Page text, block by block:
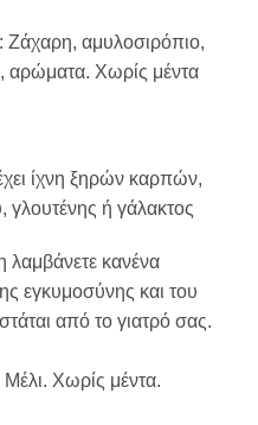
Ζάχαρη, αμυλοσιρόπιο,
αρώματα. Χωρίς μέντα
ίχνη ξηρών καρπών,
ή γάλακτος
κανένα
εγκυμοσύνης και του
από το γιατρό σας.
Μέλι. Χωρίς μέντα.